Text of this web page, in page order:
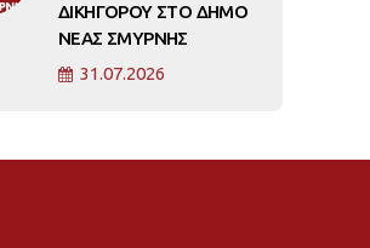
ΔΙΚΗΓΟΡΟΥ ΣΤΟ ΔΗΜΟ
ΝΕΑΣ ΣΜΥΡΝΗΣ
31.07.2026